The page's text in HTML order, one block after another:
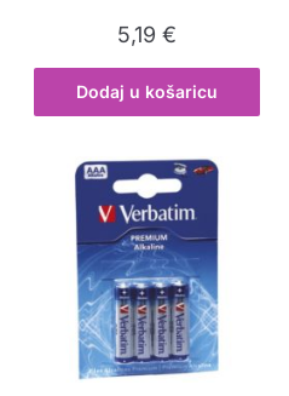
5,19€
Dodaj u košaricu